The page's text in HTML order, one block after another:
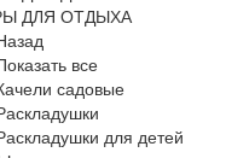
ДЛЯ ОТДЫХА
все
садовые
для детей